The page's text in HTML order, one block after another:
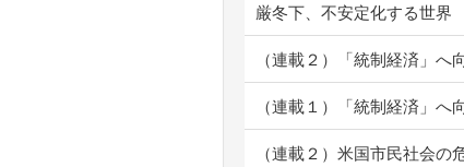
厳冬下、不安定化する世界
（連載２）「統制経済」へ
（連載１）「統制経済」へ
（連載２）米国市民社会の